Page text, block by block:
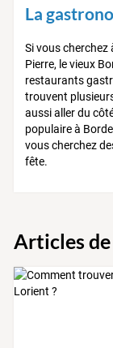
La
Si vous cherchez
Pierre, le vieux
restaurants
trouvent
aussi aller du
populaire à
vous cherchez
fête.
Articles